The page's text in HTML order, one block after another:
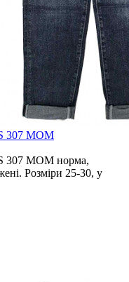
307 MOM
307 MOM норма,
Розміри 25-30, у